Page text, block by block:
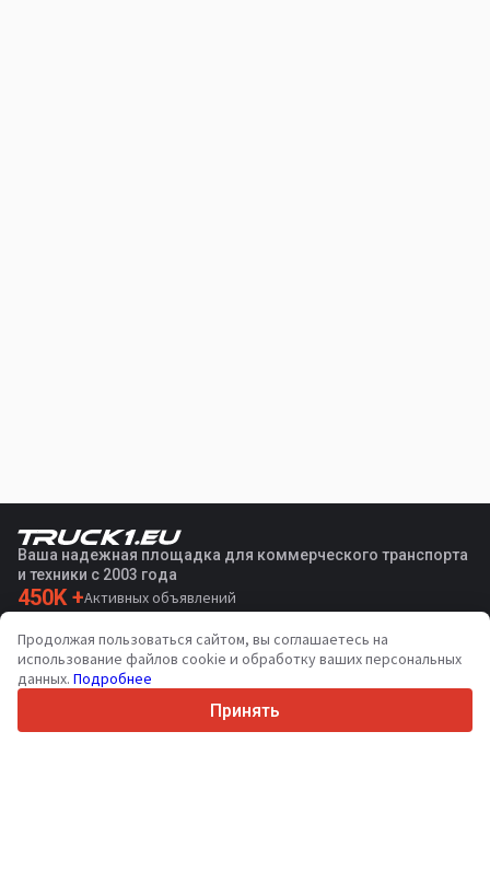
Ваша надежная площадка для коммерческого транспорта
и техники с 2003 года
450K +Активных объявлений
36Поддерживаемых языков
4.7/5
Продолжая пользоваться сайтом, вы соглашаетесь на
использование файлов cookie и обработку ваших персональных
данных. Подробнее
Принять